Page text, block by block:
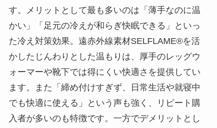
す。メリットとして最も多いのは「薄手なのに温
かい」「足元の冷えが和らぎ快眠できる」といっ
た冷え対策効果。遠赤外線素材SELFLAME®を活
かしたじんわりとした温もりは、厚手のレッグウ
ォーマーや靴下では得にくい快適さを提供してい
ます。また「締め付けすぎず、日常生活や就寝中
でも快適に使える」という声も強く、リピート購
入者が多いのも特徴です。一方でデメリットとし